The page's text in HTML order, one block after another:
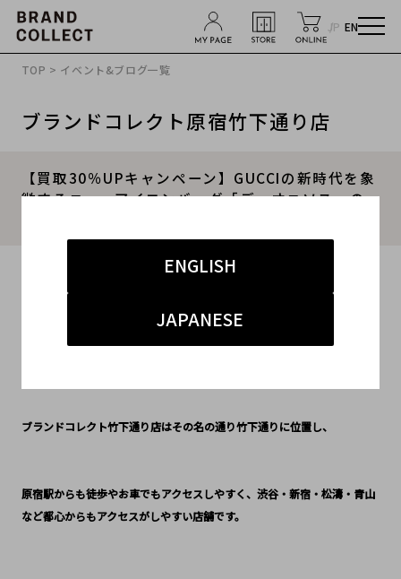
JP EN
ENGLISH
JAPANESE
TOP > イベント&ブログ一覧
ブランドコレクト原宿竹下通り店
【買取30％UPキャンペーン】GUCCIの新時代を象
徴するニューアイコンバッグ「デュオニソス」の
#ブランド古着買取キャンぺーン
ブランドコレクト竹下通り店はその名の通り竹下通りに位置し、
原宿駅からも徒歩やお車でもアクセスしやすく、渋谷・新宿・松濤・青山
など都心からもアクセスがしやすい店舗です。